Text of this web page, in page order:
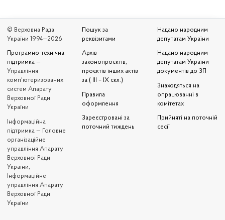
© Верховна Рада
України 1994—2026
Програмно-технічна
підтримка —
Управління
комп'ютеризованих
систем Апарату
Верховної Ради
України
Iнформаційна
підтримка — Головне
організаційне
управління Апарату
Верховної Ради
України,
Інформаційне
управління Апарату
Верховної Ради
України
Пошук за
реквізитами
Архів
законопроєктів,
проєктів інших актів
за ( III – IX скл.)
Правила
оформлення
Зареєстровані за
поточний тиждень
Надано народним
депутатам України
Надано народним
депутатам України
документів до ЗП
Знаходяться на
опрацюванні в
комітетах
Прийняті на поточній
сесії